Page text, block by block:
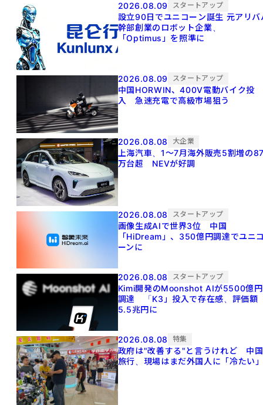
2026.08.09 スタートアップ
設立90日でユニコーン誕生 元アリババ
幹部創業のロボット企業、
「Optimus」を照準に
2026.08.09 スタートアップ
中国HORWIN、400V電動バイク投
入 急速充電で高級市場狙う
2026.08.08 大企業
上海汽車、1～7月海外販売5割増の
万台超 NEVが好調
2026.08.08 スタートアップ
画像生成AIで世界3位 中国
「HiDream」、350億円調達でユニ
ーンに
2026.08.08 スタートアップ
Kimi開発のMoonshot AIが5500億円
調達 「K3」投入で存在感、評価額
5.5兆円に
2026.08.08 特集
政府は"改善する"と言うけれど 中国
旅行、現場はまだ外国人に「冷たい